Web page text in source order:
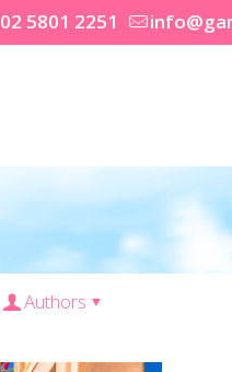
02 5801 2251
Authors